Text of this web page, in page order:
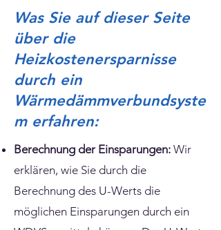
Was Sie auf dieser Seite
über die
Heizkostenersparnisse
durch ein
Wärmedämmverbundsyste
m erfahren:
Berechnung der Einsparungen: Wir
erklären, wie Sie durch die
Berechnung des U-Werts die
möglichen Einsparungen durch ein